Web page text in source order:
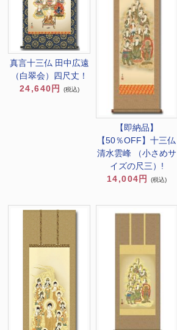
真言十三仏 田中広遠
（白翠会）四尺丈！
24,640円
(税込)
【即納品】
【50％OFF】十三仏
清水雲峰 （小さめサ
イズの尺三）!
14,004円
(税込)